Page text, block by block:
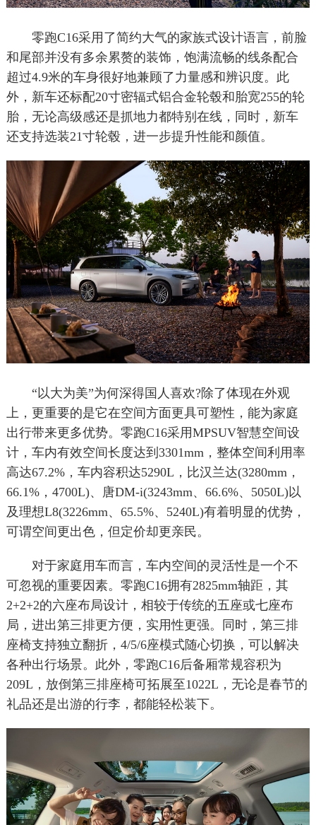
零跑C16采用了简约大气的家族式设计语言，前脸
和尾部并没有多余累赘的装饰，饱满流畅的线条配合
超过4.9米的车身很好地兼顾了力量感和辨识度。此
外，新车还标配20寸密辐式铝合金轮毂和胎宽255的轮
胎，无论高级感还是抓地力都特别在线，同时，新车
还支持选装21寸轮毂，进一步提升性能和颜值。
“以大为美”为何深得国人喜欢?除了体现在外观
上，更重要的是它在空间方面更具可塑性，能为家庭
出行带来更多优势。零跑C16采用MPSUV智慧空间设
计，车内有效空间长度达到3301mm，整体空间利用率
高达67.2%，车内容积达5290L，比汉兰达(3280mm，
66.1%，4700L)、唐DM-i(3243mm、66.6%、5050L)以
及理想L8(3226mm、65.5%、5240L)有着明显的优势，
可谓空间更出色，但定价却更亲民。
对于家庭用车而言，车内空间的灵活性是一个不
可忽视的重要因素。零跑C16拥有2825mm轴距，其
2+2+2的六座布局设计，相较于传统的五座或七座布
局，进出第三排更方便，实用性更强。同时，第三排
座椅支持独立翻折，4/5/6座模式随心切换，可以解决
各种出行场景。此外，零跑C16后备厢常规容积为
209L，放倒第三排座椅可拓展至1022L，无论是春节的
礼品还是出游的行李，都能轻松装下。